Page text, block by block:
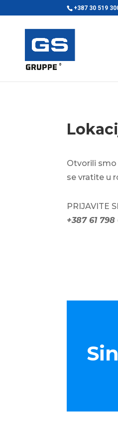
+387 30 519
Otvorili smo
se vratite u
PRIJAVITE
+387 61 798